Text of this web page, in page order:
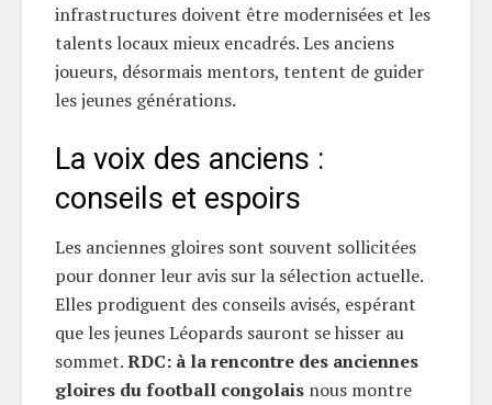
infrastructures doivent être modernisées et les
talents locaux mieux encadrés. Les anciens
joueurs, désormais mentors, tentent de guider
les jeunes générations.
La voix des anciens :
conseils et espoirs
Les anciennes gloires sont souvent sollicitées
pour donner leur avis sur la sélection actuelle.
Elles prodiguent des conseils avisés, espérant
que les jeunes Léopards sauront se hisser au
sommet.RDC: à la rencontre des anciennes
gloires du football congolais nous montre